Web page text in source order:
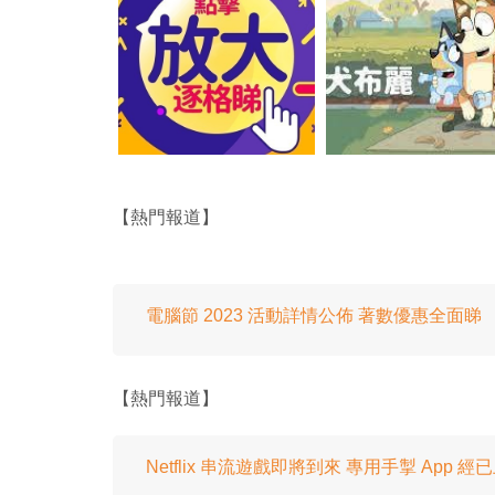
【熱門報道】
電腦節 2023 活動詳情公佈 著數優惠全面睇
【熱門報道】
Netflix 串流遊戲即將到來 專用手掣 App 經